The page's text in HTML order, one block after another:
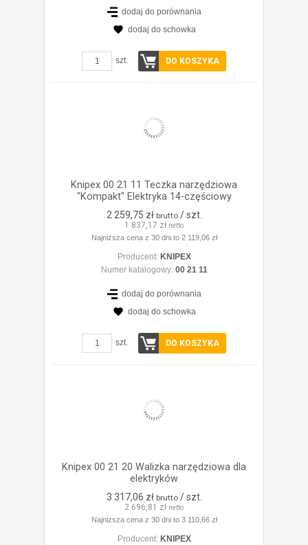
dodaj do porównania
dodaj do schowka
szt. DO KOSZYKA
Knipex 00 21 11 Teczka narzędziowa
"Kompakt" Elektryka 14-częściowy
2 259,75 zł brutto / szt.
1 837,17 zł netto
Najniższa cena z 30 dni to 2 119,06 zł
Producent: KNIPEX
Numer katalogowy: 00 21 11
dodaj do porównania
dodaj do schowka
szt. DO KOSZYKA
Knipex 00 21 20 Walizka narzędziowa dla
elektryków
3 317,06 zł brutto / szt.
2 696,81 zł netto
Najniższa cena z 30 dni to 3 110,66 zł
Producent: KNIPEX